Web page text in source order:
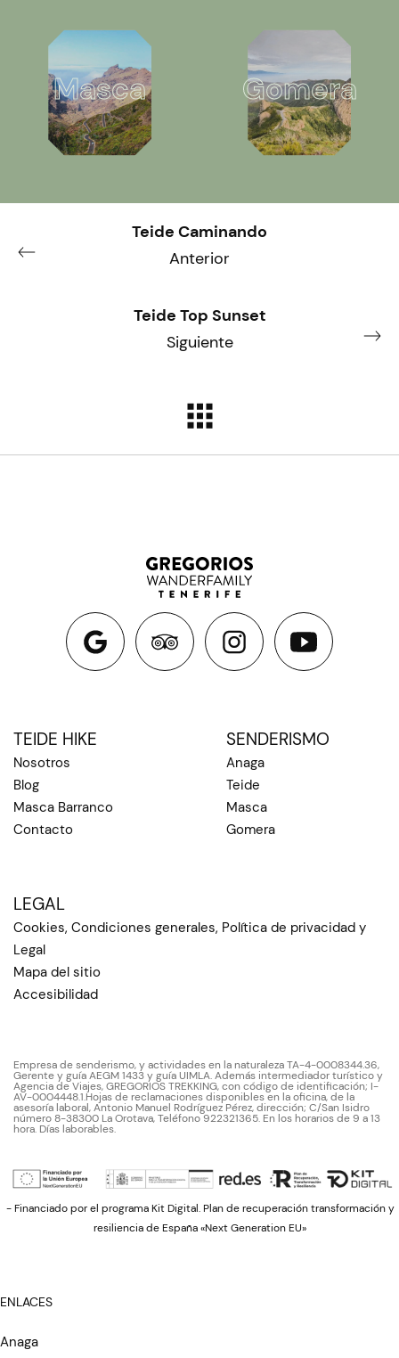
Masca Gomera
Teide Caminando
Anterior
Teide Top Sunset
Siguiente
TEIDE HIKE
Nosotros
Blog
Masca Barranco
Contacto
SENDERISMO
Anaga
Teide
Masca
Gomera
LEGAL
Cookies, Condiciones generales, Política de privacidad y
Legal
Mapa del sitio
Accesibilidad
Empresa de senderismo, y actividades en la naturaleza TA-4-0008344.36,
Gerente y guía AEGM 1433 y guía UIMLA. Además intermediador turístico y
Agencia de Viajes, GREGORIOS TREKKING, con código de identificación; I-
AV-0004448.1.Hojas de reclamaciones disponibles en la oficina, de la
asesoría laboral, Antonio Manuel Rodríguez Pérez, dirección; C/San Isidro
número 8-38300 La Orotava, Teléfono 922321365. En los horarios de 9 a 13
hora. Días laborables.
- Financiado por el programa Kit Digital. Plan de recuperación transformación y
resiliencia de España «Next Generation EU»
ENLACES
Anaga